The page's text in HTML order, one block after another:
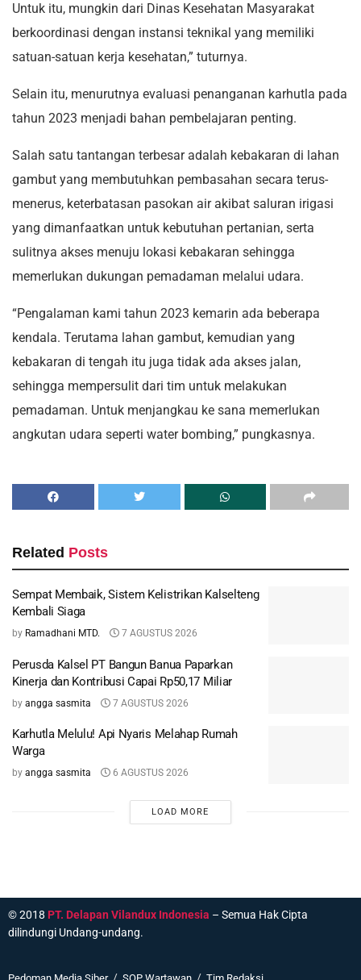
Untuk itu, mungkin dari Dinas Kesehatan Masyarakat
berkoordinasi dengan instansi teknikal yang memiliki
satuan-satuan kerja kesehatan,” tuturnya.
Selain itu, menurutnya evaluasi penanganan karhutla pada
tahun 2023 menjadi bahan pembelajaran penting.
Salah satu tantangan terbesar adalah kebakaran di lahan
gambut yang membutuhkan pembasahan secara terus-
menerus, keterbatasan pasokan air akibat saluran irigasi
yang dimanfaatkan untuk kebutuhan pertanian, serta
sulitnya akses menuju lokasi kebakaran sehingga
memerlukan dukungan pemadaman melalui udara.
“Pengalaman kami tahun 2023 kemarin ada beberapa
kendala. Terutama lahan gambut, kemudian yang
kebakaran di tengah itu juga tidak ada akses jalan,
sehingga mempersulit dari tim untuk melakukan
pemadaman. Untuk menjangkau ke sana memerlukan
angkutan udara seperti water bombing,” pungkasnya.
Related Posts
Sempat Membaik, Sistem Kelistrikan Kalselteng
Kembali Siaga
by Ramadhani MTD. 7 AGUSTUS 2026
Perusda Kalsel PT Bangun Banua Paparkan
Kinerja dan Kontribusi Capai Rp50,17 Miliar
by angga sasmita 7 AGUSTUS 2026
Karhutla Melulu! Api Nyaris Melahap Rumah
Warga
by angga sasmita 6 AGUSTUS 2026
LOAD MORE
© 2018 PT. Delapan Vilandux Indonesia – Semua Hak Cipta
dilindungi Undang-undang.